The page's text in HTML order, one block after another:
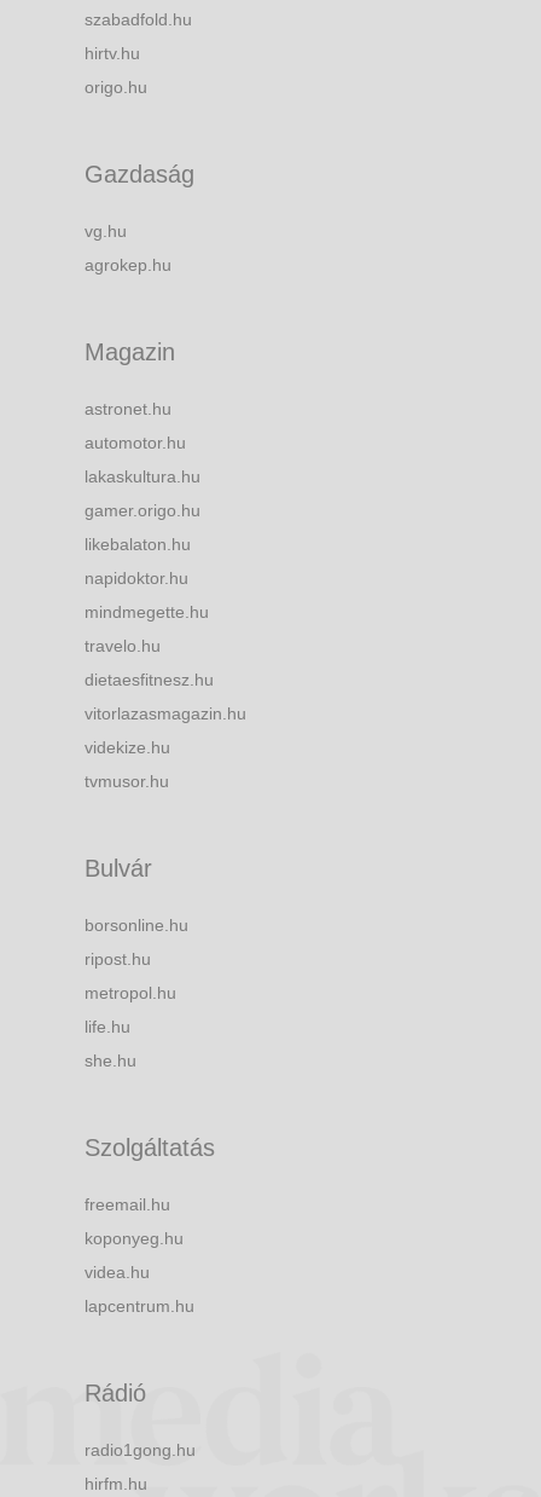
szabadfold.hu
hirtv.hu
origo.hu
Gazdaság
vg.hu
agrokep.hu
Magazin
astronet.hu
automotor.hu
lakaskultura.hu
gamer.origo.hu
likebalaton.hu
napidoktor.hu
mindmegette.hu
travelo.hu
dietaesfitnesz.hu
vitorlazasmagazin.hu
videkize.hu
tvmusor.hu
Bulvár
borsonline.hu
ripost.hu
metropol.hu
life.hu
she.hu
Szolgáltatás
freemail.hu
koponyeg.hu
videa.hu
lapcentrum.hu
Rádió
radio1gong.hu
hirfm.hu